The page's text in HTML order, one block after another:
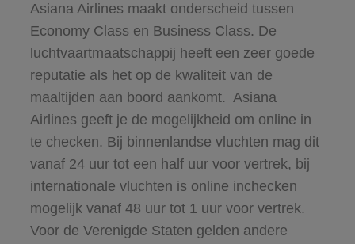
Asiana Airlines maakt onderscheid tussen
Economy Class en Business Class. De
luchtvaartmaatschappij heeft een zeer goede
reputatie als het op de kwaliteit van de
maaltijden aan boord aankomt. Asiana
Airlines geeft je de mogelijkheid om online in
te checken. Bij binnenlandse vluchten mag dit
vanaf 24 uur tot een half uur voor vertrek, bij
internationale vluchten is online inchecken
mogelijk vanaf 48 uur tot 1 uur voor vertrek.
Voor de Verenigde Staten gelden andere